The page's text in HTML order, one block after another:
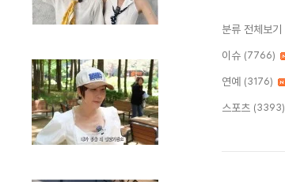
분류 전체보기
이슈 (7766)
연예 (3176)
스포츠 (3393)